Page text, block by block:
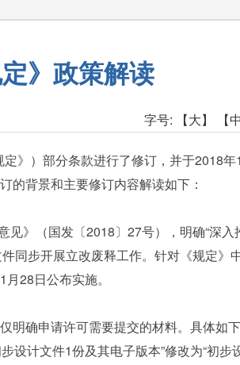
》政策解读
字号: 【大】 【
》）部分条款进行了修订，并于2018年
的背景和主要修订内容解读如下：
》（国发〔2018〕27号），明确“深入
件同步开展立改废释工作。针对《规定》
28日公布实施。
确申请许可需要提交的材料。具体如下
计文件1份及其电子版本”修改为“初步